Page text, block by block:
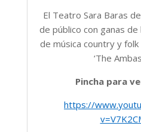
El Teatro Sara Baras
de público con ganas
de música country y
‘The
Pincha para
https://